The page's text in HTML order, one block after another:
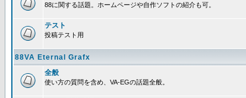
88に関する話題。ホームページや自作ソフトの紹介も可。
テスト
投稿テスト用
88VA Eternal Grafx
全般
使い方の質問を含め、VA-EGの話題全般。